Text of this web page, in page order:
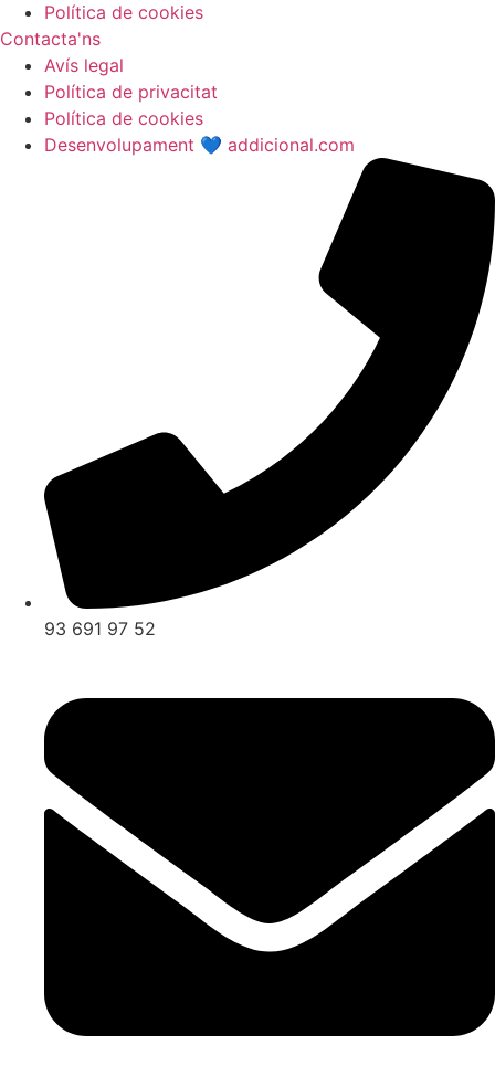
Política de cookies
Contacta'ns
Avís legal
Política de privacitat
Política de cookies
Desenvolupament 💙 addicional.com
93 691 97 52